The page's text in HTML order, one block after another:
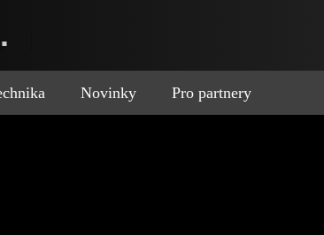
Novinky Pro partnery